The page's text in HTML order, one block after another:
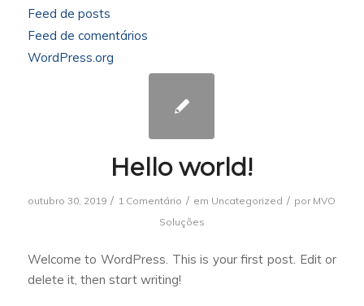
Feed de posts
Feed de comentários
WordPress.org
Hello world!
outubro 30, 2019 / 1 Comentário / em Uncategorized / por MVO
Soluções
Welcome to WordPress. This is your first post. Edit or
delete it, then start writing!